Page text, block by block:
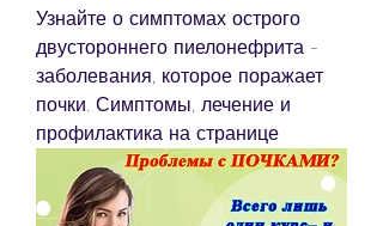
Узнайте о симптомах острого
двустороннего пиелонефрита -
заболевания, которое поражает
почки. Симптомы, лечение и
профилактика на странице